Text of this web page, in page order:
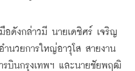
งกล่าวมี นายเดชิศร์ เจริญ
ำนวยการใหญ่อาวุโส สายงาน
บินกรุงเทพฯ และนายชัยพฤฒิ